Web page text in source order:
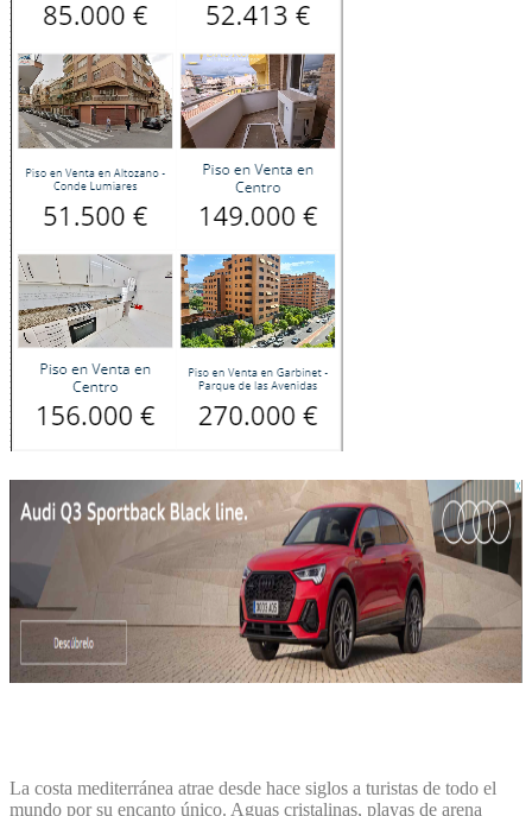
La costa mediterránea atrae desde hace siglos a turistas de todo el
mundo por su encanto único. Aguas cristalinas, playas de arena